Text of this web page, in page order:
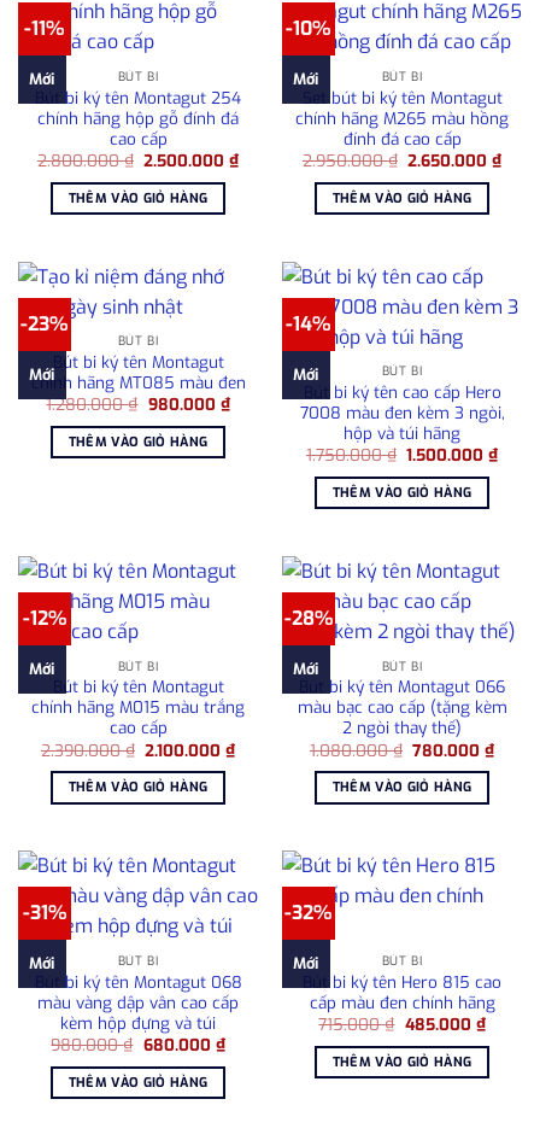
-11%
Mới BÚT BI
Bút bi ký tên Montagut 254
chính hãng hộp gỗ đính đá
cao cấp
2.800.000₫ Giá
là:
2.800.000 ₫.
2.500.000₫Giá
hiện
2.500.000 ₫.
THÊM VÀO GIỎ HÀNG
-10%
Mới BÚT BI
Set bút bi ký tên Montagut
chính hãng M265 màu hồng
đính đá cao cấp
2.950.000₫ Giá
là:
2.950.000 ₫.
2.650.000₫Giá
hiện
THÊM VÀO GIỎ HÀNG
-23%
Mới
BÚT BI
Bút bi ký tên Montagut
chính hãng MT085 màu đen
1.280.000₫ Giá
là:
1.280.000 ₫.
980.000 ₫Giá
hiện
980.000 ₫.
THÊM VÀO GIỎ HÀNG
-14%
Mới BÚT BI
Bút bi ký tên cao cấp Hero
7008 màu đen kèm 3 ngòi,
hộp và túi hãng
1.750.000₫ Giá
là:
1.750.000 ₫.
1.500.000₫Giá
hiện
THÊM VÀO GIỎ HÀNG
-12%
Mới BÚT BI
Bút bi ký tên Montagut
chính hãng M015 màu trắng
cao cấp
2.390.000₫ Giá
là:
2.390.000 ₫.
2.100.000₫Giá
hiện
2.100.000 ₫.
THÊM VÀO GIỎ HÀNG
-28%
Mới BÚT BI
Bút bi ký tên Montagut 066
màu bạc cao cấp (tặng kèm
2 ngòi thay thế)
1.080.000₫ Giá
là:
1.080.000 ₫.
780.000₫Giá
hiện
THÊM VÀO GIỎ HÀNG
-31%
Mới BÚT BI
Bút bi ký tên Montagut 068
màu vàng dập vân cao cấp
kèm hộp đựng và túi
980.000₫ Giá
là:
980.000 ₫.
680.000 ₫Giá
hiện
680.000 ₫.
THÊM VÀO GIỎ HÀNG
-32%
Mới BÚT BI
Bút bi ký tên Hero 815 cao
cấp màu đen chính hãng
715.000₫ Giá
là:
715.000 ₫.
485.000 ₫Giá
hiện
tại
THÊM VÀO GIỎ HÀNG